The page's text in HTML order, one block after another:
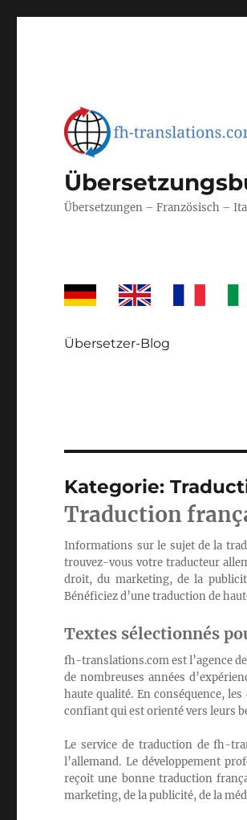
Übersetzungen – Französisch –
Übersetzer-Blog
Kategorie:
Traduction
Informations sur le sujet de la
trouvez-vous votre traducteur
droit, du marketing, de la
Bénéficiez d’une traduction de
Textes sélectionnés
fh-translations.com est l’agence
de nombreuses années
haute qualité. En conséquence,
confiant qui est orienté vers leurs
Le service de traduction de fh-
l’allemand. Le développement
reçoit une bonne traduction
marketing, de la publicité, de la